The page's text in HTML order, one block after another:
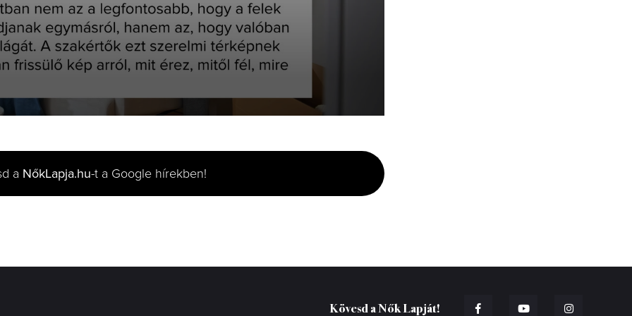
a NőkLapja.hu-t a Google hírekben!
Kövesd a Nők Lapját!